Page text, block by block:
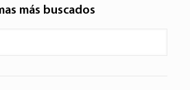
más buscados